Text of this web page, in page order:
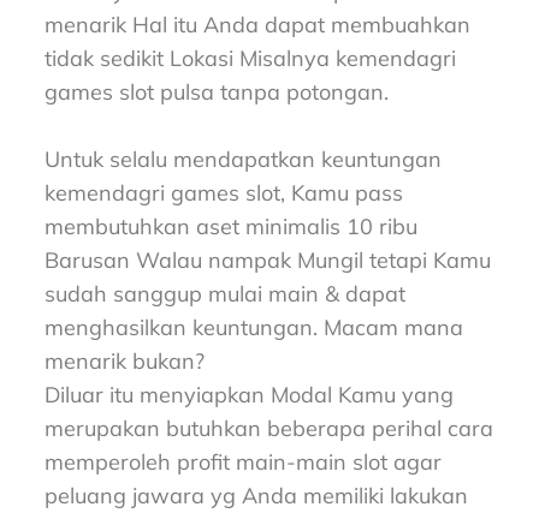
menarik Hal itu Anda dapat membuahkan
tidak sedikit Lokasi Misalnya kemendagri
games slot pulsa tanpa potongan.
Untuk selalu mendapatkan keuntungan
kemendagri games slot, Kamu pass
membutuhkan aset minimalis 10 ribu
Barusan Walau nampak Mungil tetapi Kamu
sudah sanggup mulai main & dapat
menghasilkan keuntungan. Macam mana
menarik bukan?
Diluar itu menyiapkan Modal Kamu yang
merupakan butuhkan beberapa perihal cara
memperoleh profit main-main slot agar
peluang jawara yg Anda memiliki lakukan